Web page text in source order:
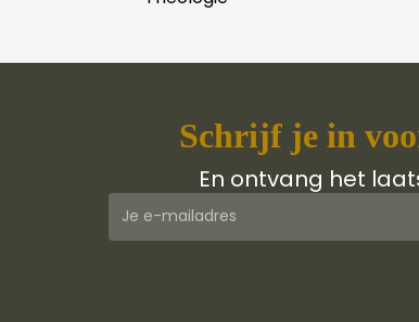
Schrijf je in
En ontvang het